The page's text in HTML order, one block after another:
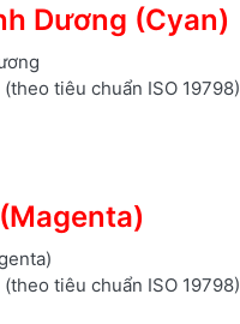
Dương (Cyan)
tiêu chuẩn ISO 19798)
tiêu chuẩn ISO 19798)